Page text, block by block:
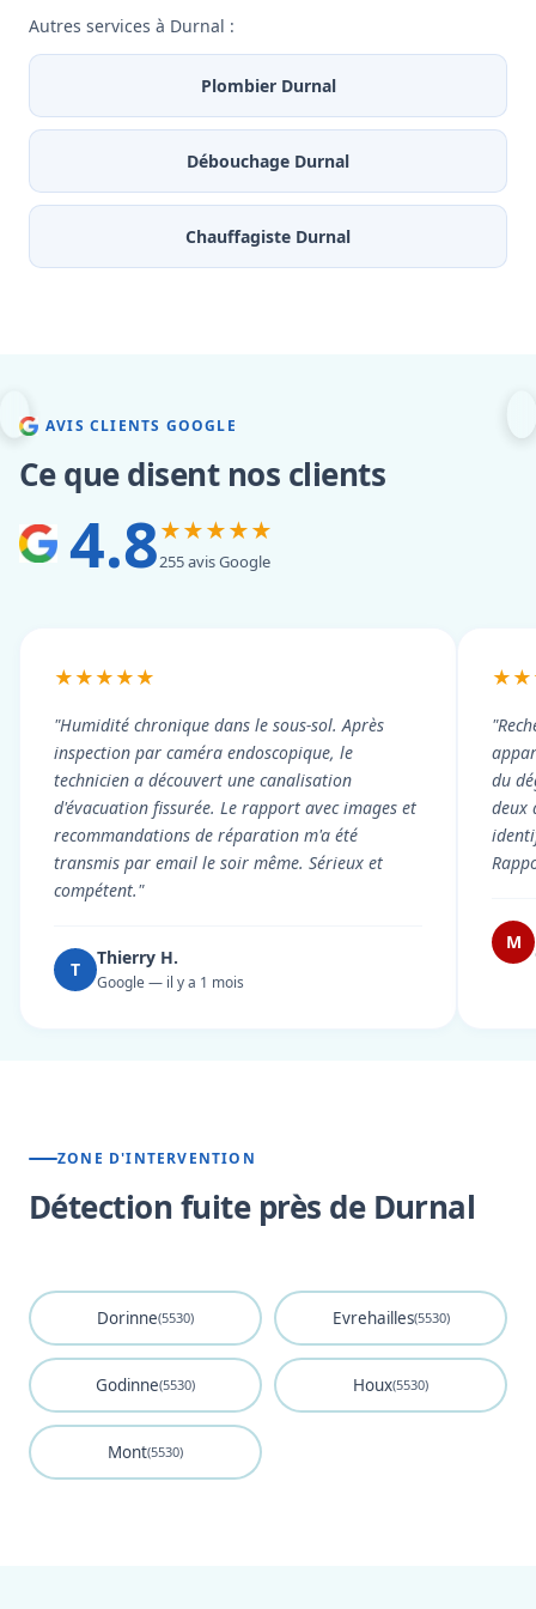
Autres services à Durnal :
Plombier Durnal
Débouchage Durnal
Chauffagiste Durnal
AVIS CLIENTS GOOGLE
Ce que disent nos clients
4.8★★★★★
255 avis Google
★★★★★
"Humidité chronique dans le sous-sol. Après
inspection par caméra endoscopique, le
technicien a découvert une canalisation
d'évacuation fissurée. Le rapport avec images et
recommandations de réparation m'a été
transmis par email le soir même. Sérieux et
compétent."
T
Thierry H.
Google — il y a 1 mois
du
deux
M
ZONE D'INTERVENTION
Détection fuite près de Durnal
Dorinne(5530) Evrehailles(5530)
Godinne(5530) Houx(5530)
Mont(5530)